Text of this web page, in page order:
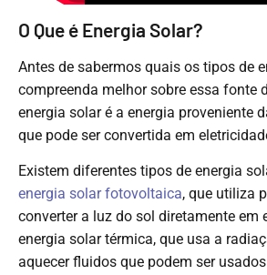
O Que é Energia Solar?
Antes de sabermos quais os tipos de
compreenda melhor sobre essa fonte
energia solar é a energia proveniente
que pode ser convertida em
Existem diferentes tipos de energia
energia solar fotovoltaica, que utiliza
converter a luz do sol diretamente em
energia solar térmica, que usa a
aquecer fluidos que podem ser